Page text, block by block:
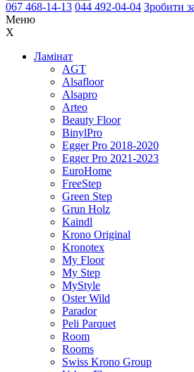
067 468-14-13 044 492-04-04 Зробити
Меню
X
Ламінат
AGT
Alsafloor
Alsapro
Arteo
Beauty Floor
BinylPro
Egger Pro 2018-2020
Egger Pro 2021-2023
EuroHome
FreeStep
Green Step
Grun Holz
Kaindl
Krono Original
Kronotex
My Floor
My Step
MyStyle
Oster Wild
Parador
Peli Parquet
Room
Rooms
Swiss Krono Group